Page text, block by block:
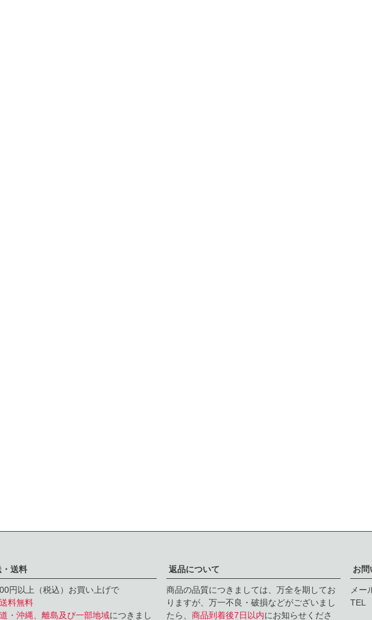
・送料
円以上（税込）お買い上げで
料無料
・沖縄、離島及び一部地域につきまし
返品について
商品の品質につきましては、万全を期してお
りますが、万一不良・破損などがございまし
たら、 商品到着後7日以内にお知らせくださ
お問
メー
TEL